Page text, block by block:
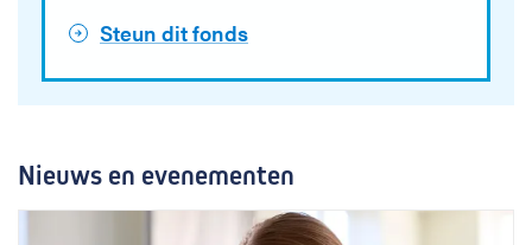
Steun dit fonds
Nieuws en evenementen